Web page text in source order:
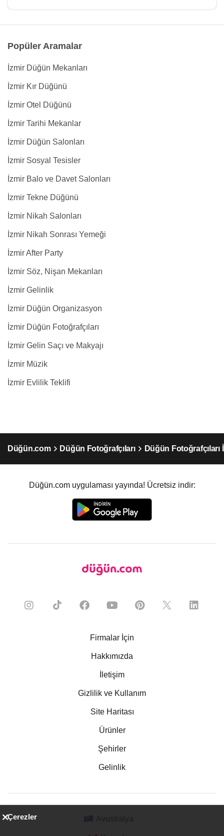
Popüler Aramalar
İzmir Düğün Mekanları
İzmir Kır Düğünü
İzmir Otel Düğünü
İzmir Tarihi Mekanlar
İzmir Düğün Salonları
İzmir Sosyal Tesisler
İzmir Balo ve Davet Salonları
İzmir Tekne Düğünü
İzmir Nikah Salonları
İzmir Nikah Sonrası Yemeği
İzmir After Party
İzmir Söz, Nişan Mekanları
İzmir Gelinlik
İzmir Düğün Organizasyon
İzmir Düğün Fotoğrafçıları
İzmir Gelin Saçı ve Makyajı
İzmir Müzik
İzmir Evlilik Teklifi
Düğün.com Düğün Fotoğrafçıları Düğün Fotoğrafçıları
Düğün.com uygulaması yayında! Ücretsiz indir:
Firmalar İçin
Hakkımızda
İletişim
Gizlilik ve Kullanım
Site Haritası
Ürünler
Şehirler
Gelinlik
Çerezler